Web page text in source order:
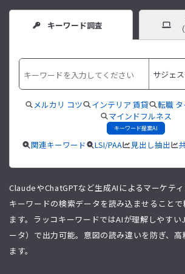
キーワード調査
メルカリ コツ インテリア 賃貸 転職
マインドフルネス
キーワード提案AI
関連キーワード LSI/PAA 見出し抽出
ClaudeやChatGPTなど生成AIによるマーケテ
キーワードの検索データを読み込ませること
ます。ラッコキーワードではAIが理解しやす
ータ）で出力可能。意図の読み違いを防ぎ、
ます。